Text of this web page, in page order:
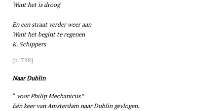
Want het is droog
En een straat verder weer aan
Want het begint te regenen
K. Schippers
[p. 798]
Naar Dublin
voor Philip Mechanicus
Eén keer van Amsterdam naar Dublin gevlogen.